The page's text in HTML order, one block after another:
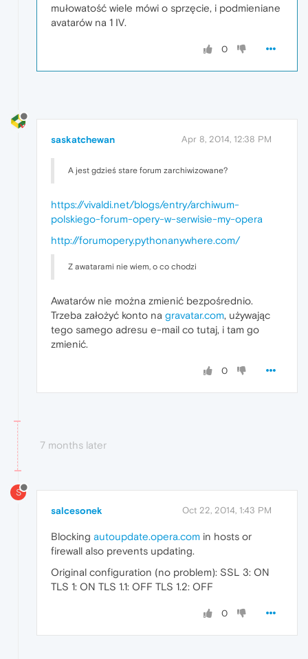
mułowatość wiele mówi o sprzęcie, i podmieniane
avatarów na 1 IV.
0
saskatchewan Apr 8, 2014, 12:38 PM
A jest gdzieś stare forum zarchiwizowane?
https://vivaldi.net/blogs/entry/archiwum-
polskiego-forum-opery-w-serwisie-my-opera
http://forumopery.pythonanywhere.com/
Z awatarami nie wiem, o co chodzi
Awatarów nie można zmienić bezpośrednio.
Trzeba założyć konto na gravatar.com, używając
tego samego adresu e-mail co tutaj, i tam go
zmienić.
0
7 months later
S
salcesonek Oct 22, 2014, 1:43 PM
Blocking autoupdate.opera.com in hosts or
firewall also prevents updating.
Original configuration (no problem): SSL 3: ON
TLS 1: ON TLS 1.1: OFF TLS 1.2: OFF
0